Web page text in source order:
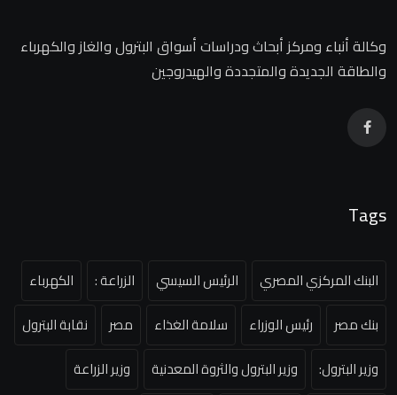
وكالة أنباء ومركز أبحاث ودراسات أسواق البترول والغاز والكهرباء
والطاقة الجديدة والمتجددة والهيدروجين
Tags
البنك المركزي المصري الرئيس السيسي الزراعة :
الكهرباء
بنك مصر
رئيس الوزراء سلامة الغذاء مصر
نقابة البترول
وزير البترول:
وزير البترول والثروة المعدنية
وزير الزراعة